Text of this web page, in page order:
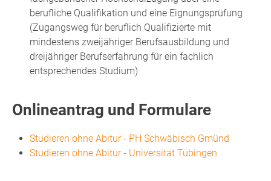
berufliche Qualifikation und eine Eignungsprüfung
(Zugangsweg für beruflich Qualifizierte mit
mindestens zweijähriger Berufsausbildung und
dreijähriger Berufserfahrung für ein fachlich
entsprechendes Studium)
Onlineantrag und Formulare
Studieren ohne Abitur - PH Schwäbisch Gmünd
Studieren ohne Abitur - Universität Tübingen